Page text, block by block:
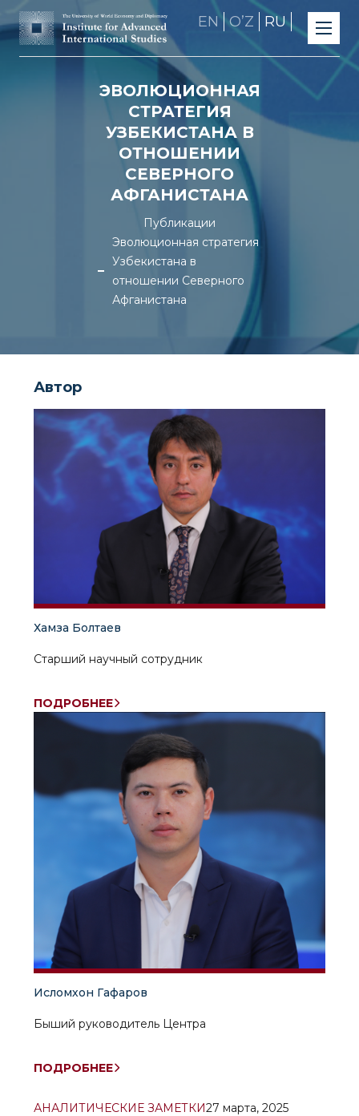
EN OʼZ RU
ЭВОЛЮЦИОННАЯ
СТРАТЕГИЯ
УЗБЕКИСТАНА В
ОТНОШЕНИИ
СЕВЕРНОГО
АФГАНИСТАНА
Публикации
Эволюционная стратегия
Узбекистана в
отношении Северного
Афганистана
Автор
Хамза Болтаев
Старший научный сотрудник
ПОДРОБНЕЕ
Исломхон Гафаров
Быший руководитель Центра
ПОДРОБНЕЕ
АНАЛИТИЧЕСКИЕ ЗАМЕТКИ27 марта, 2025